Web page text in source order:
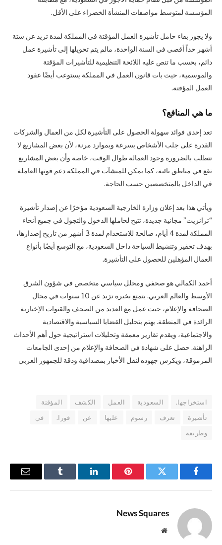
المؤسسة لمتوسط مواصفات المنشأة الخضراء على الأقل.
ولا يجوز بقاء حامل تأشيرة العمل المؤقتة في المملكة لمدة تزيد عن ستة
أشهر حداً أقصى في السنة الواحدة، مالم يتم تحويلها إلى تأشيرة عمل
دائم، بحسب ما تنص عليه اللائحة التنظيمية للتأشيرات المؤقتة
والموسمية، حيث بات قانون العمل في المملكة يستوعب أيضًا عقود
العمل المؤقتة.
ما هي المنافع؟
تعد إحدى فوائد سهولة الحصول على التأشيرة لكل من العمال والشركات
القدرة على جلب الأشخاص بسرعة وبموارد مرنة، لأن بعض المشاريع لا
تتطلب بالضرورة وجود العمالة طوال الوقت، خاصة وأن بعض المشاريع
تقع في مناطق نائية، كما يمكن للمنشآت في المملكة دعم قوتها العاملة
في الداخل بالمتخصصين حسب الحاجة.
ويأتي هذا بعد إعلان وزارة الخارجية السعودية مؤخرًا عن إصدار تأشيرة
“ترانزيت” مجانية جديدة، تتيح لحاملها الدخول والتجول في جميع أنحاء
المملكة لمدة 4 أيام، صالحة للاستخدام لمدة 3 أشهر من تاريخ إصدارها،
بهدف تحفيز وتنشيط السياحة داخل السعودية، مع التوسع أيضًا بأنواع
العمال المؤهلين للحصول على التأشيرة.
أحمد الكمالي هو صحفي ومحلل سياسي متخصص في شؤون الشرق
الأوسط والعالم العربي. يتمتع بخبرة تزيد عن 10 سنوات في مجال
الصحافة والإعلام، حيث عمل مع العديد من الصحف والقنوات الإخبارية
الرائدة في المنطقة. يهتم بتحليل القضايا السياسية والاقتصادية
والاجتماعية، ويقدم تقارير معمقة وتحليلات استراتيجية حول أهم الأحداث
الراهنة. حصل على شهادة في الصحافة والإعلام من إحدى الجامعات
المرموقة، ويكرس جهوده لنقل الأخبار بمصداقية ودقة للجمهور العربي
استخراجها. السعودية العمل الكشف
المؤقتة
تأشيرة
تعرف رسوم عليها عن فورا.
في
وطريقة
فيسبوك تويتر بينتيريستلينكدإن Tumblr
البريد
News Squares
موقع